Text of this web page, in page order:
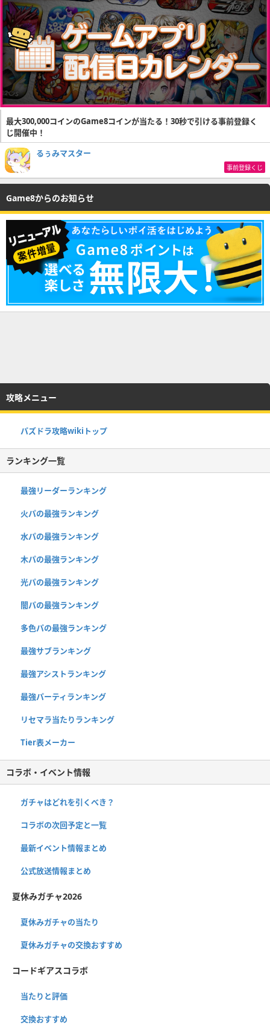
最大300,000コインのGame8コインが当たる！30秒で引ける事前登録く
じ開催中！
るぅみマスター
事前登録くじ
Game8からのお知らせ
攻略メニュー
パズドラ攻略wikiトップ
ランキング一覧
最強リーダーランキング
火パの最強ランキング
水パの最強ランキング
木パの最強ランキング
光パの最強ランキング
闇パの最強ランキング
多色パの最強ランキング
最強サブランキング
最強アシストランキング
最強パーティランキング
リセマラ当たりランキング
Tier表メーカー
コラボ・イベント情報
ガチャはどれを引くべき？
コラボの次回予定と一覧
最新イベント情報まとめ
公式放送情報まとめ
夏休みガチャ2026
夏休みガチャの当たり
夏休みガチャの交換おすすめ
コードギアスコラボ
当たりと評価
交換おすすめ